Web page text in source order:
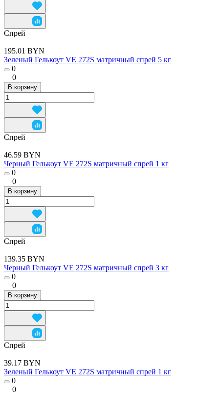
Спрей
195.01 BYN
Зеленый Гелькоут VE 272S матричный спрей 5 кг
0
0
В корзину
Спрей
46.59 BYN
Черный Гелькоут VE 272S матричный спрей 1 кг
0
0
В корзину
Спрей
139.35 BYN
Черный Гелькоут VE 272S матричный спрей 3 кг
0
0
В корзину
Спрей
39.17 BYN
Зеленый Гелькоут VE 272S матричный спрей 1 кг
0
0